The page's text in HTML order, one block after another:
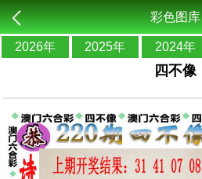
彩色图库
2026年 2025年 2024年
四不像